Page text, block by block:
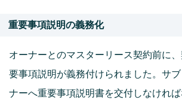
重要事項説明の義務化
オーナーとのマスターリース契約前に
要事項説明が義務付けられました。サ
ナーへ重要事項説明書を交付しなければ